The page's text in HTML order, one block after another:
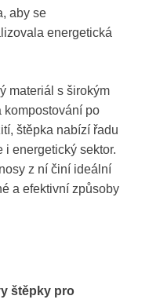
aby se
energetická
materiál s širokým
kompostování po
štěpka nabízí řadu
i energetický sektor.
z ní činí ideální
a efektivní způsoby
štěpky pro